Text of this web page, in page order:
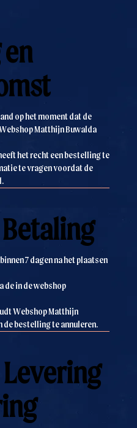
op het moment dat de
Matthijn Buwalda
het recht een bestelling te
te vragen voordat de
7 dagen na het plaatsen
de in de webshop
Webshop Matthijn
de bestelling te annuleren.